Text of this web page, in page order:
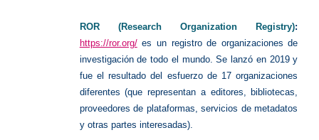
ROR (Research Organization Registry):
https://ror.org/es un registro de organizaciones de
investigación de todo el mundo. Se lanzó en 2019 y
fue el resultado del esfuerzo de 17 organizaciones
diferentes (que representan a editores, bibliotecas,
proveedores de plataformas, servicios de metadatos
y otras partes interesadas).